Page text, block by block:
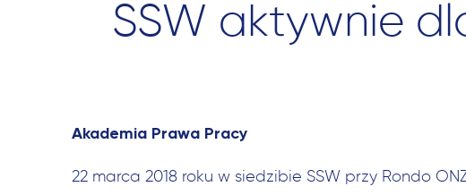
SSW aktywnie
Akademia Prawa Pracy
22 marca 2018 roku w siedzibie SSW przy Rondo